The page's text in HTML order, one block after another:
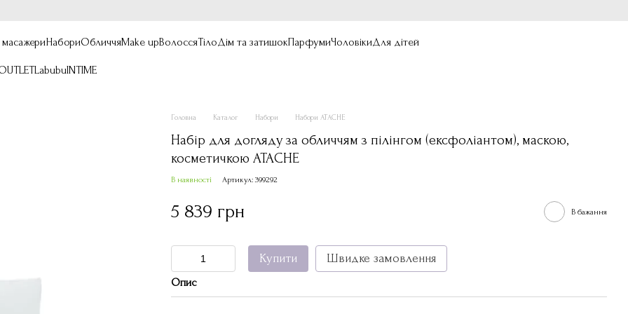
масажериНабориОбличчяMake upВолоссяТілоДім та затишокПарфумиЧоловікиДля дітей
LabubuINTIME
Головна Каталог Набори Набори ATACHE
Набір для догляду за обличчям з пілінгом (ексфоліантом), маскою,
косметичкою ATACHE
В наявності Артикул: 399292
5 839 грн В бажання
Купити Швидке замовлення
Опис